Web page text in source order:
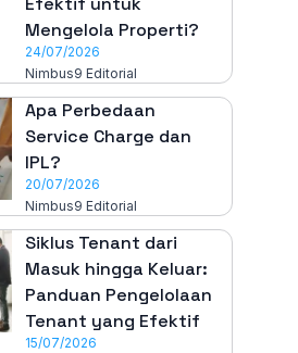
Mengelola Properti?
24/07/2026
Nimbus9 Editorial
Apa Perbedaan
Service Charge dan
IPL?
20/07/2026
Nimbus9 Editorial
Siklus Tenant dari
Masuk hingga Keluar:
Panduan Pengelolaan
Tenant yang Efektif
15/07/2026